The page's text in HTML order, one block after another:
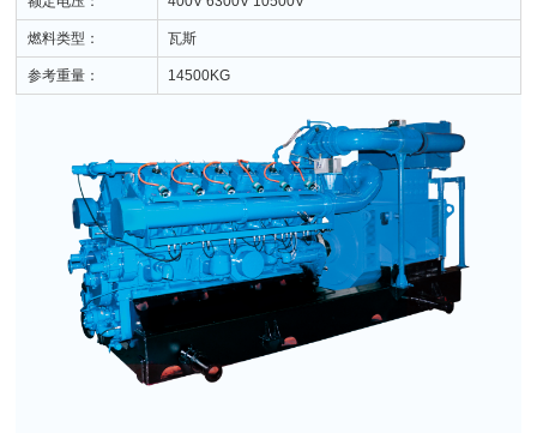
燃料类型： 瓦斯
参考重量： 14500KG